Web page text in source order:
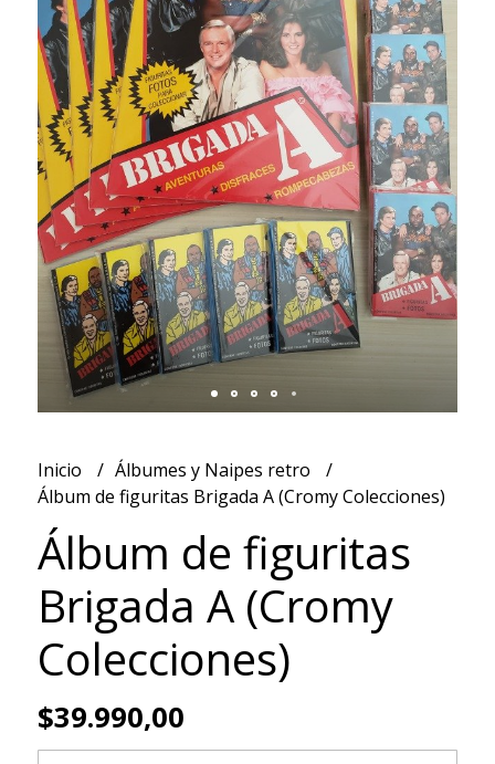
Inicio
Álbumes y Naipes retro
Álbum de figuritas Brigada A (Cromy Colecciones)
Álbum de figuritas
Brigada A (Cromy
Colecciones)
$39.990,00